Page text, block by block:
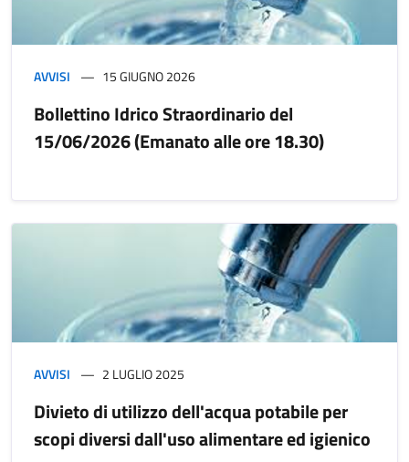
AVVISI 15 GIUGNO 2026
Bollettino Idrico Straordinario del
15/06/2026 (Emanato alle ore 18.30)
AVVISI 2 LUGLIO 2025
Divieto di utilizzo dell'acqua potabile per
scopi diversi dall'uso alimentare ed igienico